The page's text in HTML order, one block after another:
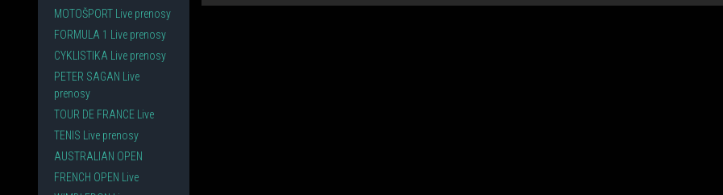
MOTOŠPORT Live prenosy
FORMULA 1 Live prenosy
CYKLISTIKA Live prenosy
PETER SAGAN Live
prenosy
TOUR DE FRANCE Live
TENIS Live prenosy
AUSTRALIAN OPEN
FRENCH OPEN Live